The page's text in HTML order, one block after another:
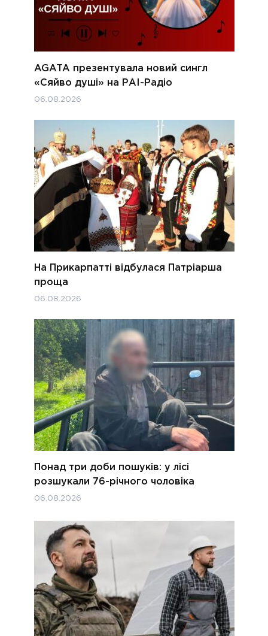
AGATA презентувала новий сингл
«Сяйво душі» на РАІ-Радіо
06.08.2026
На Прикарпатті відбулася Патріарша
проща
06.08.2026
Понад три доби пошуків: у лісі
розшукали 76-річного чоловіка
06.08.2026